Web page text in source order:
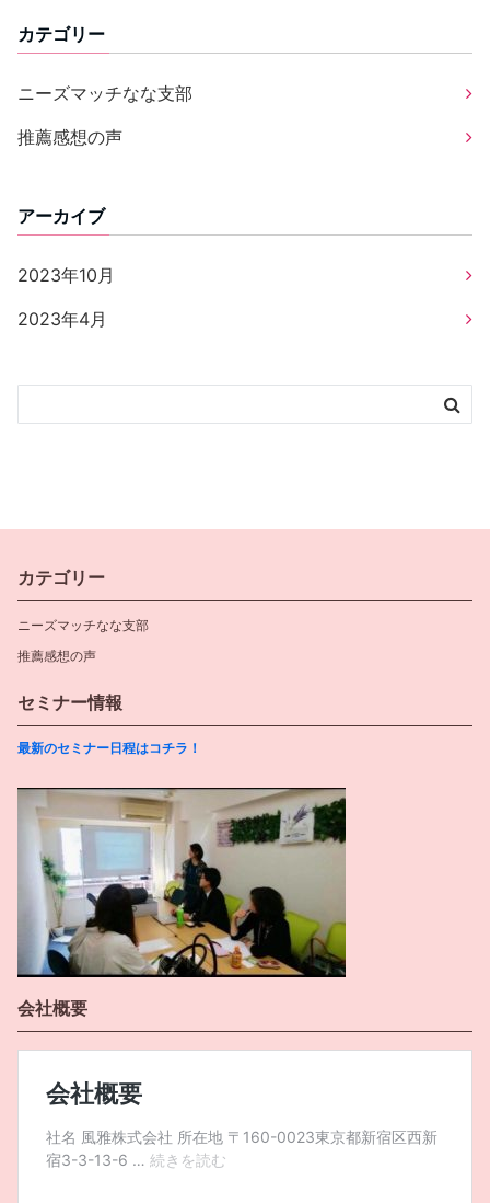
カテゴリー
ニーズマッチなな支部
推薦感想の声
アーカイブ
2023年10月
2023年4月
カテゴリー
ニーズマッチなな支部
推薦感想の声
セミナー情報
最新のセミナー日程はコチラ！
会社概要